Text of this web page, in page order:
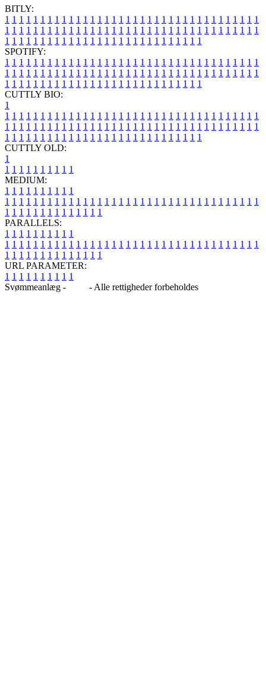
BITLY:
1 1 1 1 1 1 1 1 1 1 1 1 1 1 1 1 1 1 1 1 1 1 1 1 1 1 1 1 1 1 1 1 1 1 1 1
1 1 1 1 1 1 1 1 1 1 1 1 1 1 1 1 1 1 1 1 1 1 1 1 1 1 1 1 1 1 1 1 1 1 1 1
1 1 1 1 1 1 1 1 1 1 1 1 1 1 1 1 1 1 1 1 1 1 1 1 1 1 1 1
SPOTIFY:
1 1 1 1 1 1 1 1 1 1 1 1 1 1 1 1 1 1 1 1 1 1 1 1 1 1 1 1 1 1 1 1 1 1 1 1
1 1 1 1 1 1 1 1 1 1 1 1 1 1 1 1 1 1 1 1 1 1 1 1 1 1 1 1 1 1 1 1 1 1 1 1
1 1 1 1 1 1 1 1 1 1 1 1 1 1 1 1 1 1 1 1 1 1 1 1 1 1 1 1
CUTTLY BIO:
1
1 1 1 1 1 1 1 1 1 1 1 1 1 1 1 1 1 1 1 1 1 1 1 1 1 1 1 1 1 1 1 1 1 1 1 1
1 1 1 1 1 1 1 1 1 1 1 1 1 1 1 1 1 1 1 1 1 1 1 1 1 1 1 1 1 1 1 1 1 1 1 1
1 1 1 1 1 1 1 1 1 1 1 1 1 1 1 1 1 1 1 1 1 1 1 1 1 1 1 1
CUTTLY OLD:
1
1 1 1 1 1 1 1 1 1 1
MEDIUM:
1 1 1 1 1 1 1 1 1 1
1 1 1 1 1 1 1 1 1 1 1 1 1 1 1 1 1 1 1 1 1 1 1 1 1 1 1 1 1 1 1 1 1 1 1 1
1 1 1 1 1 1 1 1 1 1 1 1 1 1
PARALLELS:
1 1 1 1 1 1 1 1 1 1
1 1 1 1 1 1 1 1 1 1 1 1 1 1 1 1 1 1 1 1 1 1 1 1 1 1 1 1 1 1 1 1 1 1 1 1
1 1 1 1 1 1 1 1 1 1 1 1 1 1
URL PARAMETER:
1 1 1 1 1 1 1 1 1 1
Svømmeanlæg -
- Alle rettigheder forbeholdes